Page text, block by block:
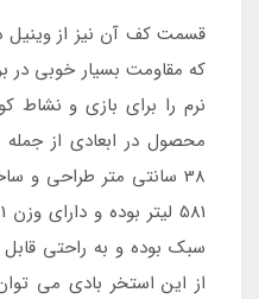
قسمت کف آن نیز از وینیل
که مقاومت بسیار خوبی در
نرم را برای بازی و نشاط
38 سانتی متر طراحی
سبک بوده و به راحتی
از این استخر بادی می